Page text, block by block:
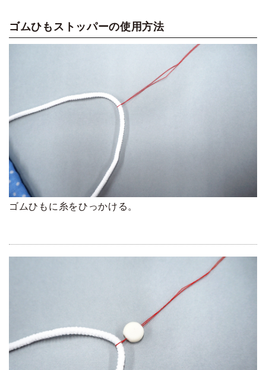
ゴムひもストッパーの使用方法
ゴムひもに糸をひっかける。